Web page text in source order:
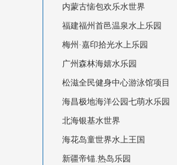
内蒙古恼包欢乐水世界
福建福州首邑温泉水上乐园
梅州·嘉印拾光水上乐园
广州森林海嬉水乐园
松滋全民健身中心游泳馆项目
海昌极地海洋公园七萌水乐园
北海银基水世界
海花岛童世界水上王国
新疆帝锚.热岛乐园